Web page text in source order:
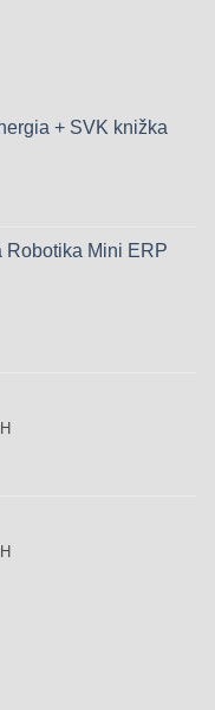
+ SVK knižka
Robotika Mini ERP